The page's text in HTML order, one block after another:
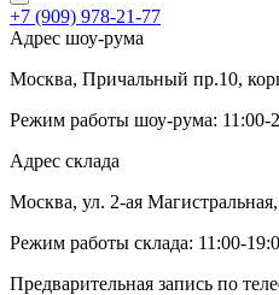
+7 (909) 978-21-77
Адрес шоу-рума
Москва, Причальный пр.10,
Режим работы шоу-рума: 11:00-
Адрес склада
Москва, ул. 2-ая
Режим работы склада: 11:00-
Предварительная запись по